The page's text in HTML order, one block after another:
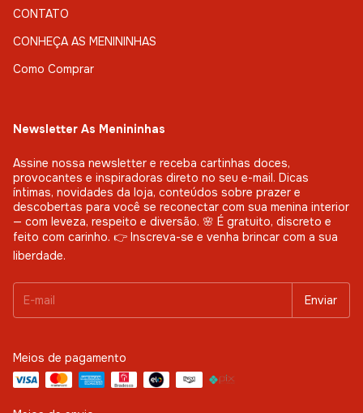
CONTATO
CONHEÇA AS MENININHAS
Como Comprar
Newsletter As Menininhas
Assine nossa newsletter e receba cartinhas doces,
provocantes e inspiradoras direto no seu e-mail. Dicas
íntimas, novidades da loja, conteúdos sobre prazer e
descobertas para você se reconectar com sua menina interior
— com leveza, respeito e diversão. 🌸 É gratuito, discreto e
feito com carinho. 👉 Inscreva-se e venha brincar com a sua
liberdade.
Meios de pagamento